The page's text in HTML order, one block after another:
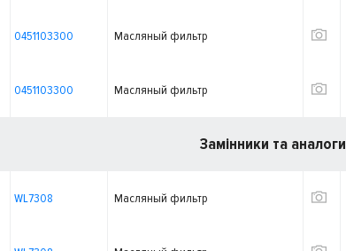
0451103300 Масляный фильтр
0451103300 Масляный фильтр
Замінники та аналоги
WL7308 Масляный фильтр